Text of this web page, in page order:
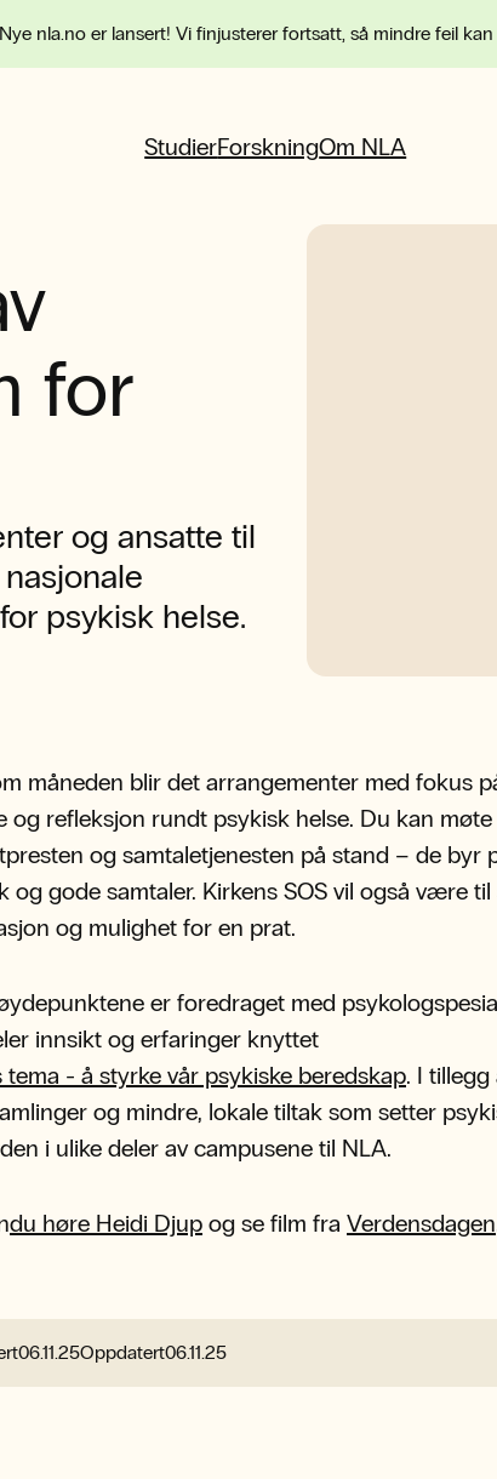
nla.no er lansert! Vi finjusterer fortsatt, så mindre feil
StudierForskningOm NLA
for
og ansatte til
psykisk helse.
måneden blir det arrangementer med fokus
og refleksjon rundt psykisk helse. Du kan møte
og samtaletjenesten på stand – de byr
og gode samtaler. Kirkens SOS vil også være
og mulighet for en prat.
er foredraget med
innsikt og erfaringer knyttet
tema - å styrke vår psykiske beredskap. I
og mindre, lokale tiltak som setter
i ulike deler av campusene til NLA.
du høre Heidi Djup og se film fra Verdensdagen
06.11.25Oppdatert06.11.25